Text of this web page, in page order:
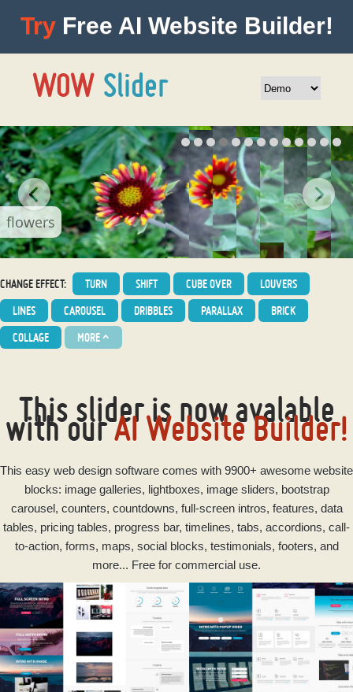
flowers
CHANGE EFFECT: TURN SHIFT CUBE OVER
LOUVERS
LINES
CAROUSEL DRIBBLES PARALLAX
BRICK
COLLAGE
MORE ^
This slider is now avalable
with ourAI Website Builder!
This easy web design software comes with 9900+ awesome website
blocks: image galleries, lightboxes, image sliders, bootstrap
carousel, counters, countdowns, full-screen intros, features, data
tables, pricing tables, progress bar, timelines, tabs, accordions, call-
to-action, forms, maps, social blocks, testimonials, footers, and
more... Free for commercial use.
Try Free AI Website Builder!